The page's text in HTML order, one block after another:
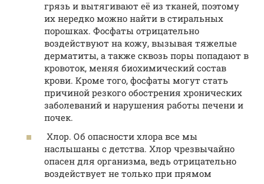
грязь и вытягивают её из тканей, поэтому
их нередко можно найти в стиральных
порошках. Фосфаты отрицательно
воздействуют на кожу, вызывая тяжелые
дерматиты, а также сквозь поры попадают в
кровоток, меняя биохимический состав
крови. Кроме того, фосфаты могут стать
причиной резкого обострения хронических
заболеваний и нарушения работы печени и
почек.
Хлор. Об опасности хлора все мы
наслышаны с детства. Хлор чрезвычайно
опасен для организма, ведь отрицательно
воздействует не только при прямом